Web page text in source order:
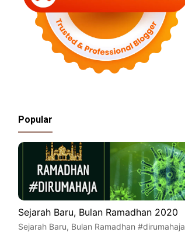
Popular
Sejarah Baru, Bulan Ramadhan 2020
Sejarah Baru, Bulan Ramadhan #dirumahaja